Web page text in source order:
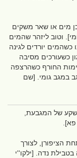
מים או שאר משקים
וטוב ליזהר שהמים
כשהמים יורדים לגינה
כשעורכים מסיבה
החורף כשהרצפה
במגב גומי. [שם
של המגבעת,
הציפורן, לצורך
בטבילת נדה. [ילקו''י